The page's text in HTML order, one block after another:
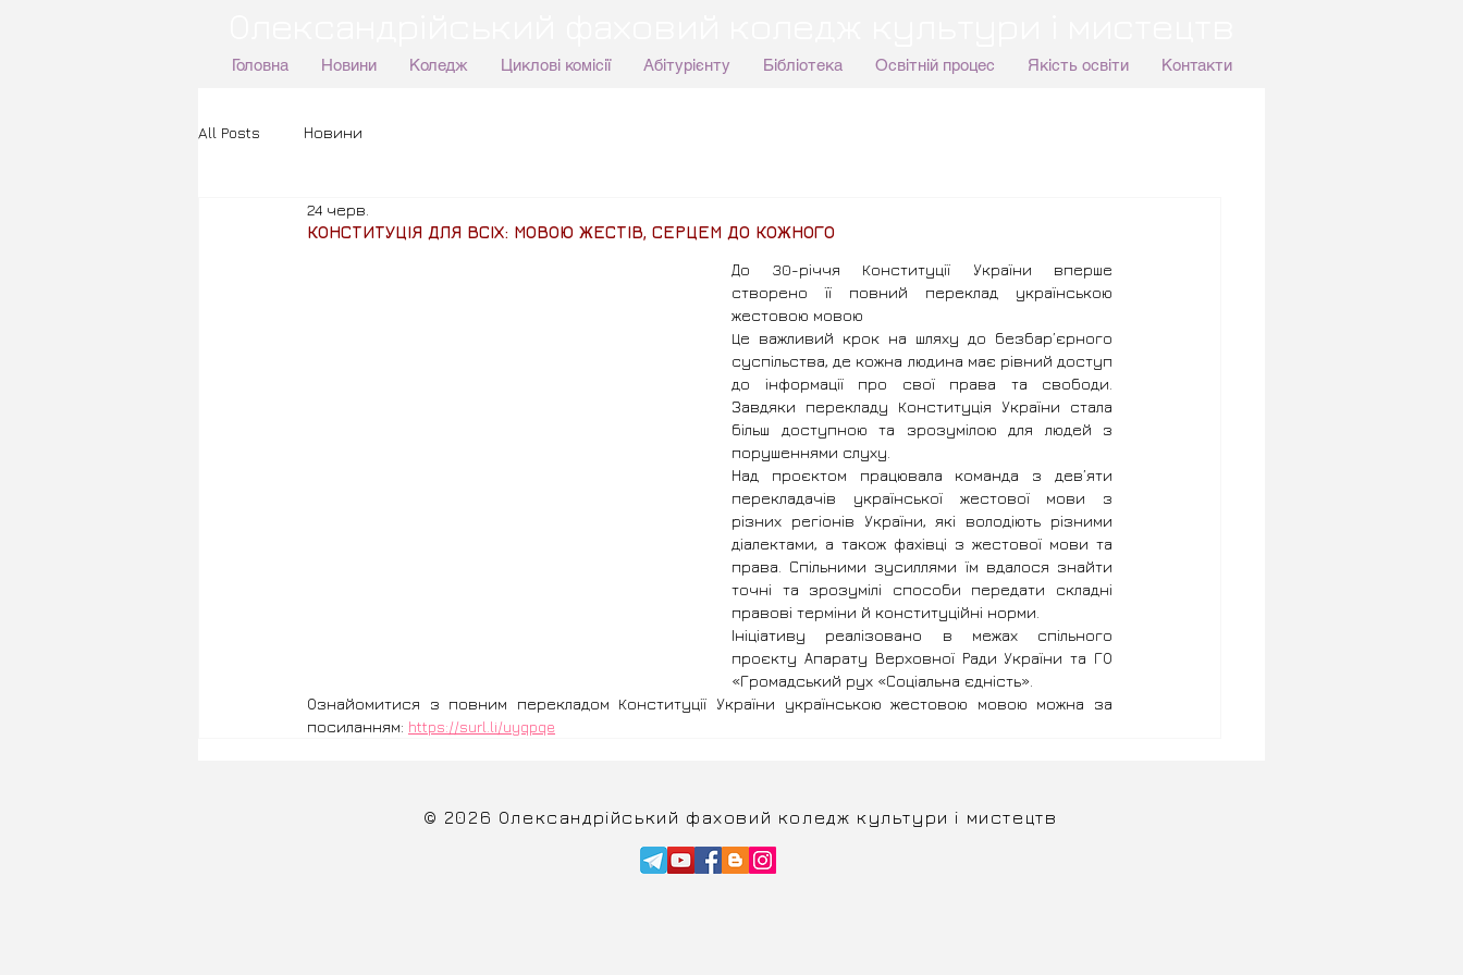
Головна Новини Коледж Циклові комісії Абітурієнту Бібліотека Освітній процес Якість освіти Контакти
All Posts Новини
КОНСТИТУЦІЯ ДЛЯ ВСІХ: МОВОЮ ЖЕСТІВ, СЕРЦЕМ ДО КОЖНОГО
24 черв.
До 30-річчя Конституції України вперше
створено її повний переклад українською
жестовою мовою
Це важливий крок на шляху до безбар’єрного
суспільства, де кожна людина має рівний доступ
до інформації про свої права та свободи.
Завдяки перекладу Конституція України стала
більш доступною та зрозумілою для людей з
порушеннями слуху.
Над проєктом працювала команда з дев’яти
перекладачів української жестової мови з
різних регіонів України, які володіють різними
діалектами, а також фахівці з жестової мови та
права. Спільними зусиллями їм вдалося знайти
точні та зрозумілі способи передати складні
правові терміни й конституційні норми.
Ініціативу реалізовано в межах спільного
проєкту Апарату Верховної Ради України та ГО
«Громадський рух «Соціальна єдність».
Ознайомитися з повним перекладом Конституції України українською жестовою мовою можна за
посиланням: https://surl.li/uyqpqe
© 2026 Олександрійський фаховий коледж культури і мистецтв